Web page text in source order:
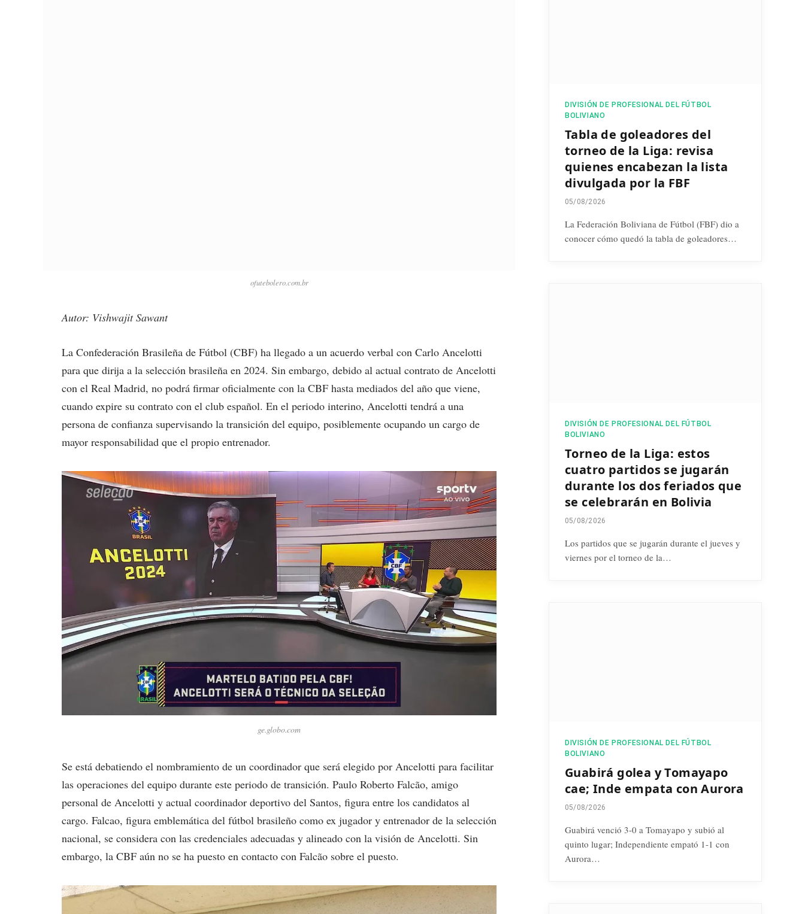
ofutebolero.com.br
Autor: Vishwajit Sawant
La Confederación Brasileña de Fútbol (CBF) ha llegado a un acuerdo verbal con Carlo Ancelotti
para que dirija a la selección brasileña en 2024. Sin embargo, debido al actual contrato de Ancelotti
con el Real Madrid, no podrá firmar oficialmente con la CBF hasta mediados del año que viene,
cuando expire su contrato con el club español. En el periodo interino, Ancelotti tendrá a una
persona de confianza supervisando la transición del equipo, posiblemente ocupando un cargo de
mayor responsabilidad que el propio entrenador.
ge.globo.com
Se está debatiendo el nombramiento de un coordinador que será elegido por Ancelotti para facilitar
las operaciones del equipo durante este periodo de transición. Paulo Roberto Falcão, amigo
personal de Ancelotti y actual coordinador deportivo del Santos, figura entre los candidatos al
cargo. Falcao, figura emblemática del fútbol brasileño como ex jugador y entrenador de la selección
nacional, se considera con las credenciales adecuadas y alineado con la visión de Ancelotti. Sin
embargo, la CBF aún no se ha puesto en contacto con Falcão sobre el puesto.
DIVISIÓN DE PROFESIONAL DEL FÚTBOL
BOLIVIANO
Tabla de goleadores del
torneo de la Liga: revisa
quienes encabezan la lista
divulgada por la FBF
05/08/2026
La Federación Boliviana de Fútbol (FBF) dio a
conocer cómo quedó la tabla de goleadores…
DIVISIÓN DE PROFESIONAL DEL FÚTBOL
BOLIVIANO
Torneo de la Liga: estos
cuatro partidos se jugarán
durante los dos feriados que
se celebrarán en Bolivia
05/08/2026
Los partidos que se jugarán durante el jueves y
viernes por el torneo de la…
DIVISIÓN DE PROFESIONAL DEL FÚTBOL
BOLIVIANO
Guabirá golea y Tomayapo
cae; Inde empata con Aurora
05/08/2026
Guabirá venció 3-0 a Tomayapo y subió al
quinto lugar; Independiente empató 1-1 con
Aurora…